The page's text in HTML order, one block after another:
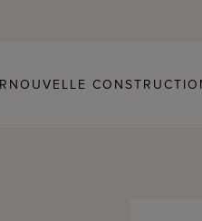
NOUVELLE